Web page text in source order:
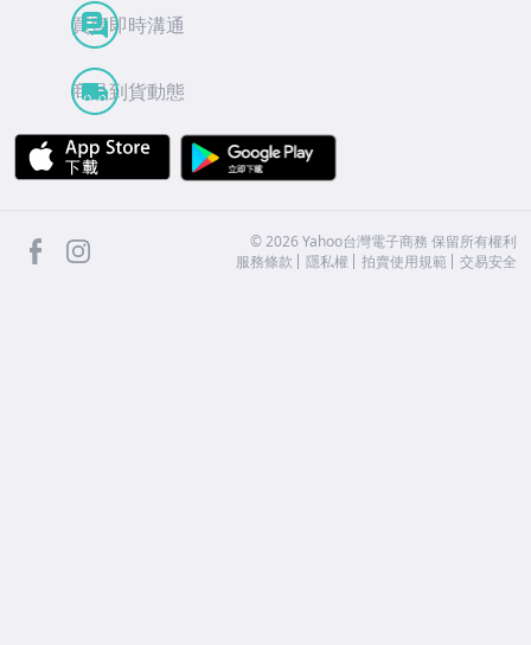
買賣即時溝通
商品到貨動態
APP Store
facebook ©2026 Yahoo台灣電子商務 保留所有權利
服務條款
隱私權 拍賣使用規範 交易安全